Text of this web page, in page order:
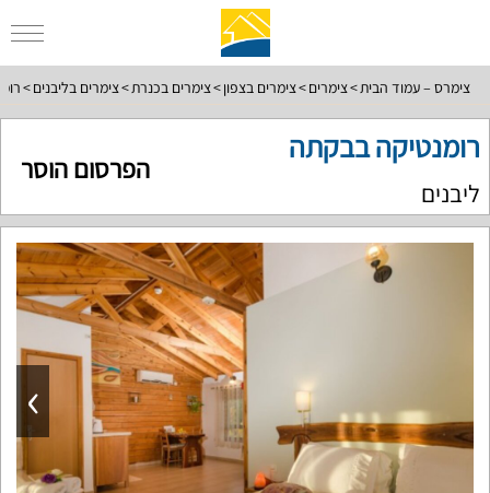
צימרס – עמוד הבית צימרים צימרים בצפון צימרים בכנרת צימרים בליבנים
רומנטיקה בבקתה
ליבנים
הפרסום הוסר
›